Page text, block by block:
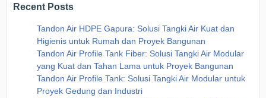
Recent Posts
Tandon Air HDPE Gapura: Solusi Tangki Air Kuat dan
Higienis untuk Rumah dan Proyek Bangunan
Tandon Air Profile Tank Fiber: Solusi Tangki Air Modular
yang Kuat dan Tahan Lama untuk Proyek Bangunan
Tandon Air Profile Tank: Solusi Tangki Air Modular untuk
Proyek Gedung dan Industri